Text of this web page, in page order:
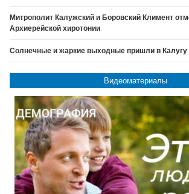
Митрополит Калужский и Боровский Климент
Архиерейской хиротонии
Солнечные и жаркие выходные пришли в Калугу
Видеоматериалы